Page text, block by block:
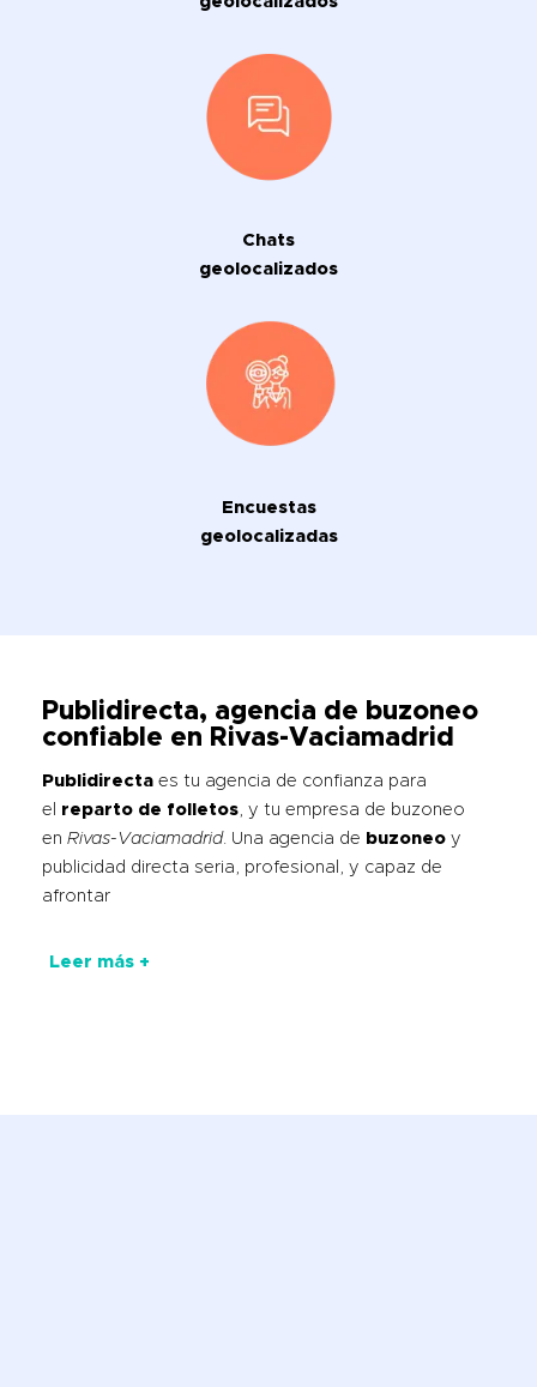
Chats
geolocalizados
Encuestas
geolocalizadas
Publidirecta, agencia de buzoneo
confiable en Rivas-Vaciamadrid
Publidirecta es tu agencia de confianza para
el reparto de folletos , y tu empresa de buzoneo
en Rivas-Vaciamadrid. Una agencia de buzoneo y
publicidad directa seria, profesional, y capaz de
afrontar
Leer más +